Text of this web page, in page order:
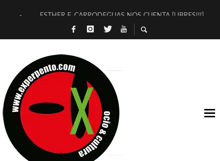
ESTHER F. CARRODEGUAS NOS CUENTA [LIBRES!!!]
[TERRA DE GUAPES] DE SANDRA MONFORT
TIMBRE 4, LA ESCUELA DEL DIRECTOR TEATRAL CLAUDIO
30 AÑOS (NO ES NADA) DE LA KATARSIS DEL TOMATAZO
MILITARES JUDÍAS EN #EXVITA
D’BALDOMEROS REINVENTAN [BITÁCORA 3.0] EN EXVITA
MARSHALL FLASH PRESENTA EN EXVITA [RELATIVA
JOFRE BARDAGÍ EN EXVITA INTERPRETANDO A SERRAT